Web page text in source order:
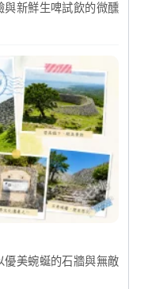
與新鮮生啤試飲的微醺
優美蜿蜒的石牆與無敵